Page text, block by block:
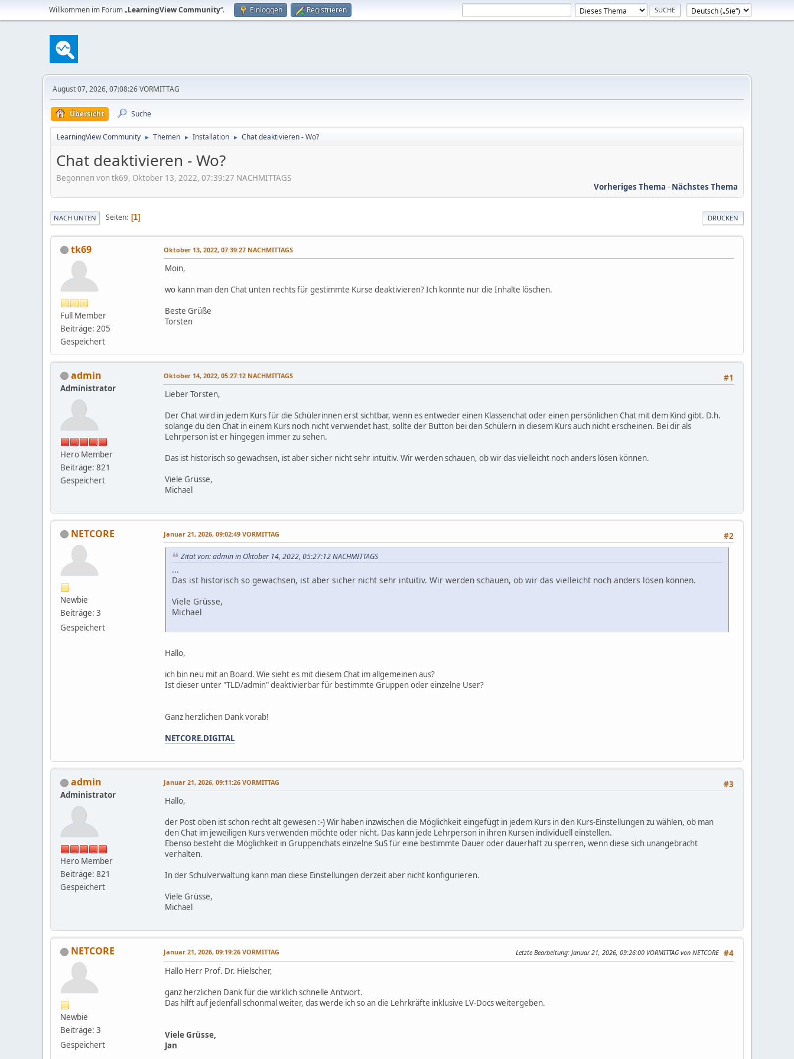
Willkommen im Forum „LearningView Community“. Einloggen Registrieren
August 07, 2026, 07:08:26 VORMITTAG
Übersicht Suche
LearningView Community ► Themen ► Installation ► Chat deaktivieren - Wo?
Chat deaktivieren - Wo?
Begonnen von tk69, Oktober 13, 2022, 07:39:27 NACHMITTAGS
Vorheriges Thema - Nächstes Thema
DRUCKEN
NACH UNTEN Seiten 1
tk69
Full Member
Beiträge: 205
Gespeichert
Oktober 13, 2022, 07:39:27 NACHMITTAGS
Moin,
wo kann man den Chat unten rechts für gestimmte Kurse deaktivieren? Ich konnte nur die Inhalte löschen.
Beste Grüße
Torsten
admin
Administrator
Hero Member
Beiträge: 821
Gespeichert
#1
Oktober 14, 2022, 05:27:12 NACHMITTAGS
Lieber Torsten,
Der Chat wird in jedem Kurs für die Schülerinnen erst sichtbar, wenn es entweder einen Klassenchat oder einen persönlichen Chat mit dem Kind gibt. D.h.
solange du den Chat in einem Kurs noch nicht verwendet hast, sollte der Button bei den Schülern in diesem Kurs auch nicht erscheinen. Bei dir als
Lehrperson ist er hingegen immer zu sehen.
Das ist historisch so gewachsen, ist aber sicher nicht sehr intuitiv. Wir werden schauen, ob wir das vielleicht noch anders lösen können.
Viele Grüsse,
Michael
NETCORE
Newbie
Beiträge: 3
Gespeichert
#2
Januar 21, 2026, 09:02:49 VORMITTAG
Zitat von: admin in Oktober 14, 2022, 05:27:12 NACHMITTAGS
...
Das ist historisch so gewachsen, ist aber sicher nicht sehr intuitiv. Wir werden schauen, ob wir das vielleicht noch anders lösen können.
Viele Grüsse,
Michael
Hallo,
ich bin neu mit an Board. Wie sieht es mit diesem Chat im allgemeinen aus?
Ist dieser unter "TLD/admin" deaktivierbar für bestimmte Gruppen oder einzelne User?
Ganz herzlichen Dank vorab!
NETCORE.DIGITAL
admin
Administrator
Hero Member
Beiträge: 821
Gespeichert
#3
Januar 21, 2026, 09:11:26 VORMITTAG
Hallo,
der Post oben ist schon recht alt gewesen :-) Wir haben inzwischen die Möglichkeit eingefügt in jedem Kurs in den Kurs-Einstellungen zu wählen, ob man
den Chat im jeweiligen Kurs verwenden möchte oder nicht. Das kann jede Lehrperson in ihren Kursen individuell einstellen.
Ebenso besteht die Möglichkeit in Gruppenchats einzelne SuS für eine bestimmte Dauer oder dauerhaft zu sperren, wenn diese sich unangebracht
verhalten.
In der Schulverwaltung kann man diese Einstellungen derzeit aber nicht konfigurieren.
Viele Grüsse,
Michael
NETCORE
Newbie
Beiträge: 3
Gespeichert
#4
Januar 21, 2026, 09:19:26 VORMITTAG Letzte Bearbeitung: Januar 21, 2026, 09:26:00 VORMITTAG von NETCORE
Hallo Herr Prof. Dr. Hielscher,
ganz herzlichen Dank für die wirklich schnelle Antwort.
Das hilft auf jedenfall schonmal weiter, das werde ich so an die Lehrkräfte inklusive LV-Docs weitergeben.
Viele Grüsse,
Jan